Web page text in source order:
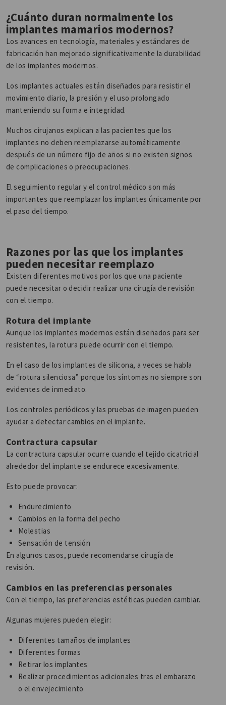
¿Cuánto duran normalmente los
implantes mamarios modernos?
Los avances en tecnología, materiales y estándares de
fabricación han mejorado significativamente la durabilidad
de los implantes modernos.
Los implantes actuales están diseñados para resistir el
movimiento diario, la presión y el uso prolongado
manteniendo su forma e integridad.
Muchos cirujanos explican a las pacientes que los
implantes no deben reemplazarse automáticamente
después de un número fijo de años si no existen signos
de complicaciones o preocupaciones.
El seguimiento regular y el control médico son más
importantes que reemplazar los implantes únicamente por
el paso del tiempo.
Razones por las que los implantes
pueden necesitar reemplazo
Existen diferentes motivos por los que una paciente
puede necesitar o decidir realizar una cirugía de revisión
con el tiempo.
Rotura del implante
Aunque los implantes modernos están diseñados para ser
resistentes, la rotura puede ocurrir con el tiempo.
En el caso de los implantes de silicona, a veces se habla
de “rotura silenciosa” porque los síntomas no siempre son
evidentes de inmediato.
Los controles periódicos y las pruebas de imagen pueden
ayudar a detectar cambios en el implante.
Contractura capsular
La contractura capsular ocurre cuando el tejido cicatricial
alrededor del implante se endurece excesivamente.
Esto puede provocar:
Endurecimiento
Cambios en la forma del pecho
Molestias
Sensación de tensión
En algunos casos, puede recomendarse cirugía de
revisión.
Cambios en las preferencias personales
Con el tiempo, las preferencias estéticas pueden cambiar.
Algunas mujeres pueden elegir:
Diferentes tamaños de implantes
Diferentes formas
Retirar los implantes
Realizar procedimientos adicionales tras el embarazo
o el envejecimiento